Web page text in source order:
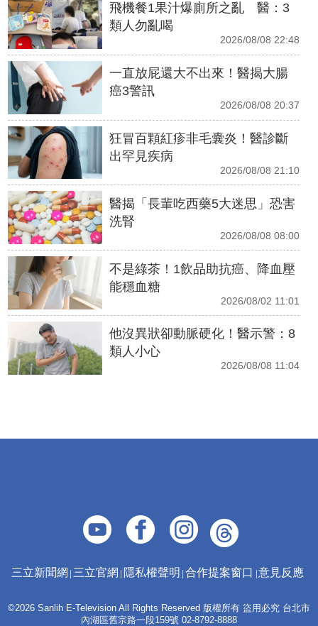
飛機餐1果汁爆廁所之亂 醫：3
類人勿亂喝
2026/08/08 22:48
一直放屁還大不出來！醫揭大腸
癌3警訊
2026/08/08 20:37
狂冒百顆紅疹非毛囊炎！醫診斷
出罕見疾病
2026/08/08 21:10
醫揭「長輩吃西藥5大迷思」恐害
洗腎
2026/08/08 08:00
不是綠茶！1飲品助抗癌、降血壓
能穩血糖
2026/08/02 11:01
他沒異狀卻動脈硬化！醫示警：8
類人小心
2026/08/08 11:04
三立新聞網 三立官網 隱私權聲明 合作提案窗口 意見反應
©2026 Sanlih E-Television All Rights Reserved 版權所有 盜用必究 台北市
內湖區舊宗路一段159號 02-8792-8888